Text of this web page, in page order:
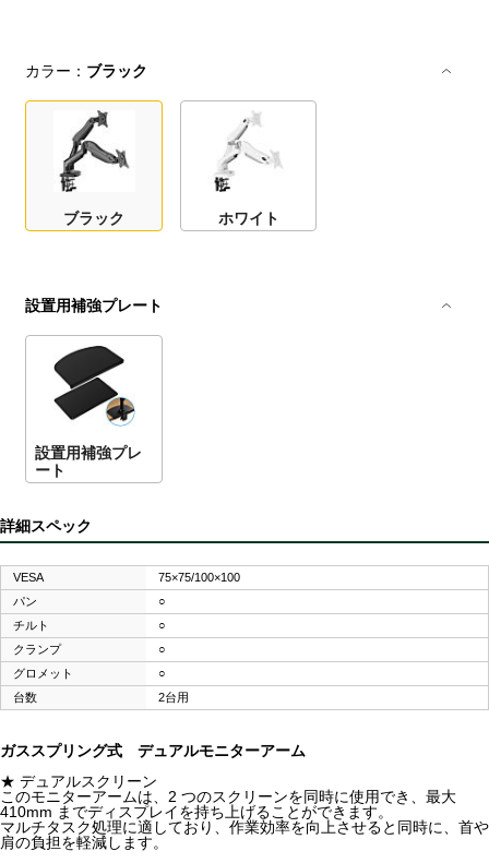
カラー： ブラック
ブラック ホワイト
設置用補強プレート
設置用補強プレ
ート
詳細スペック
VESA
75×75/100×100
パン
○
チルト
○
クランプ
○
グロメット
○
台数
2台用
ガススプリング式 デュアルモニターアーム
★ デュアルスクリーン
このモニターアームは、2 つのスクリーンを同時に使用でき、最大
410mm までディスプレイを持ち上げることができます。
マルチタスク処理に適しており、作業効率を向上させると同時に、首や
肩の負担を軽減します。